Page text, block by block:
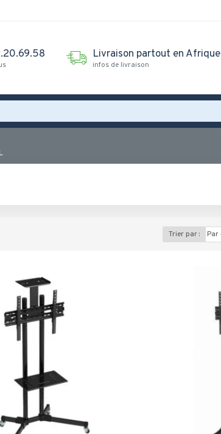
Livraison partout en Afrique
infos de livraison
Trier par :